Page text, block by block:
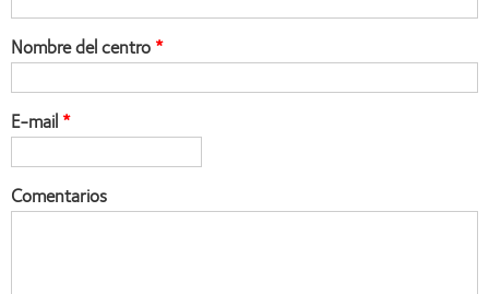
Nombre del centro
E-mail
Comentarios